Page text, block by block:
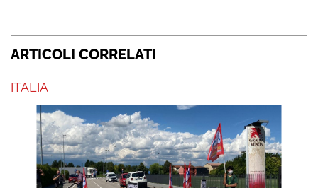
ARTICOLI CORRELATI
ITALIA